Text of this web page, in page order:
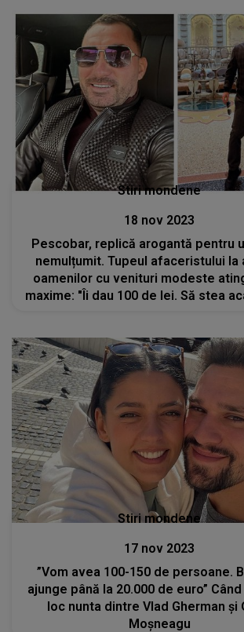
Stiri mondene
18 nov 2023
Pescobar, replică arogantă pentru
nemulțumit. Tupeul afaceristului la
oamenilor cu venituri modeste
maxime: "Îi dau 100 de lei. Să stea
Stiri mondene
17 nov 2023
”Vom avea 100-150 de persoane.
ajunge până la 20.000 de euro”
loc nunta dintre Vlad Gherman și
Moșneagu